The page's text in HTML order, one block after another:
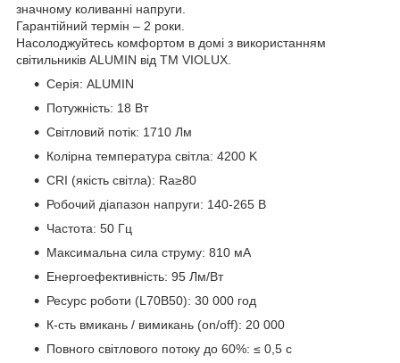
значному коливанні напруги.
Гарантійний термін – 2 роки.
Насолоджуйтесь комфортом в домі з використанням
світильників ALUMIN від ТМ VIOLUX.
Серія: ALUMIN
Потужність: 18 Вт
Світловий потік: 1710 Лм
Колірна температура світла: 4200 K
CRI (якість світла): Ra≥80
Робочий діапазон напруги: 140-265 В
Частота: 50 Гц
Максимальна сила струму: 810 мА
Енергоефективність: 95 Лм/Вт
Ресурс роботи (L70B50): 30 000 год
К-сть вмикань / вимикань (on/off): 20 000
Повного світлового потоку до 60%: ≤ 0,5 с